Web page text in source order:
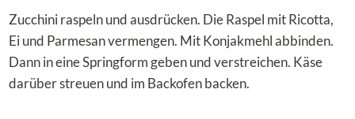
Zucchini raspeln und ausdrücken. Die Raspel mit Ricotta,
Ei und Parmesan vermengen. Mit Konjakmehl abbinden.
Dann in eine Springform geben und verstreichen. Käse
darüber streuen und im Backofen backen.